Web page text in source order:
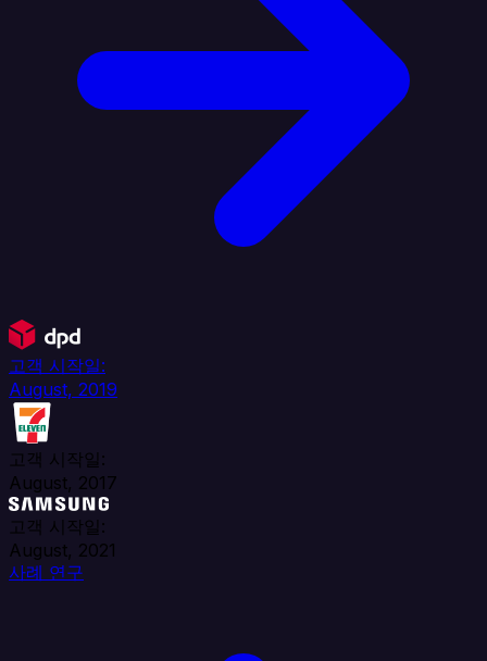
고객 시작일:
August, 2019
고객 시작일:
August, 2017
고객 시작일:
August, 2021
사례 연구